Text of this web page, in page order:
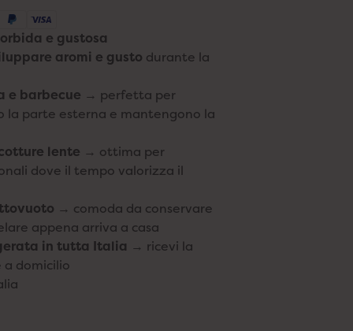
e gustosa
aromi e gusto durante la
e barbecue → perfetta per
la parte esterna e mantengono la
lente → ottima per
dove il tempo valorizza il
→ comoda da conservare
appena arriva a casa
in tutta Italia → ricevi la
domicilio